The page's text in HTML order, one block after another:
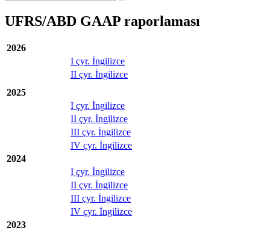
UFRS/ABD GAAP raporlaması
2026
I çyr. İngilizce
II çyr. İngilizce
2025
I çyr. İngilizce
II çyr. İngilizce
III çyr. İngilizce
IV çyr. İngilizce
2024
I çyr. İngilizce
II çyr. İngilizce
III çyr. İngilizce
IV çyr. İngilizce
2023